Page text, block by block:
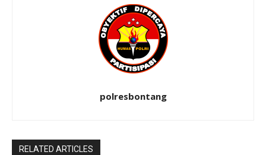
polresbontang
RELATED ARTICLES